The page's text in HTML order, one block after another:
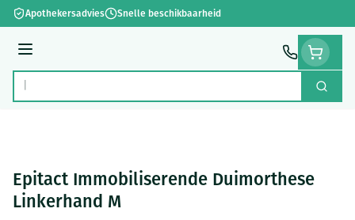
Ga naar de inhoud
Apothekersadvies Snelle beschikbaarheid
Menu
Product, merk, categorie... Zoek
Epitact Immobiliserende Duimorthese
Linkerhand M